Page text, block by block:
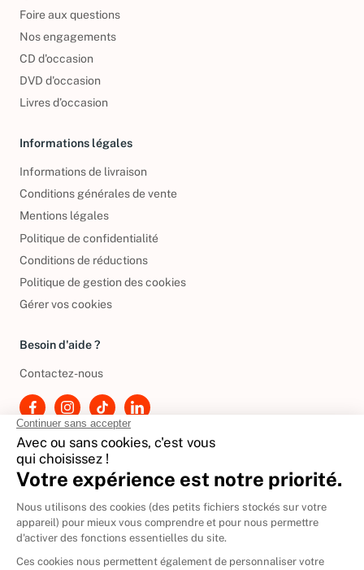
Foire aux questions
Nos engagements
CD d'occasion
DVD d'occasion
Livres d’occasion
Informations légales
Informations de livraison
Conditions générales de vente
Mentions légales
Politique de confidentialité
Conditions de réductions
Politique de gestion des cookies
Gérer vos cookies
Besoin d'aide ?
Contactez-nous
International
🇪🇸Espagne
🇮🇹Italie
Donner vos livres